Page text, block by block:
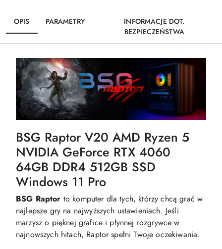
OPIS PARAMETRY
INFORMACJE DOT.
BEZPIECZEŃSTWA
BSG Raptor V20 AMD Ryzen 5
NVIDIA GeForce RTX 4060
64GB DDR4 512GB SSD
Windows 11 Pro
BSG Raptor to komputer dla tych, którzy chcą grać w
najlepsze gry na najwyższych ustawieniach. Jeśli
marzysz o pięknej grafice i płynnej rozgrywce w
najnowszych hitach, Raptor spełni Twoje oczekiwania.